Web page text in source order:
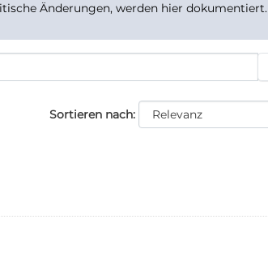
Änderungen, werden hier dokumentiert.
Sortieren nach